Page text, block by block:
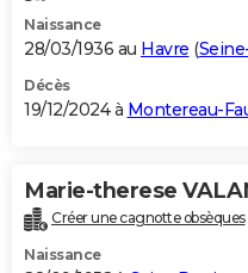
Naissance
28/03/1936 au Havre (
Décès
19/12/2024 à Montereau-
Marie-therese
Créer une cagnotte obsèques
Naissance